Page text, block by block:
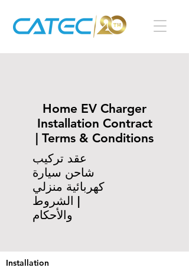
Home EV Charger
Installation Contract
| Terms & Conditions
عقد تركيب
شاحن سيارة
كهربائية منزلي
| الشروط
والأحكام
Installation